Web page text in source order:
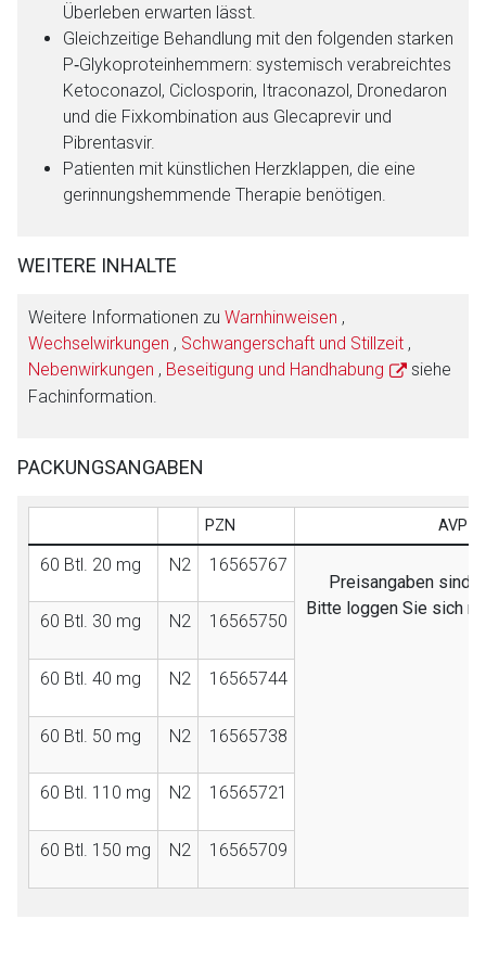
Überleben erwarten lässt.
Gleichzeitige Behandlung mit den folgenden starken
P‑Glykoproteinhemmern: systemisch verabreichtes
Ketoconazol, Ciclosporin, Itraconazol, Dronedaron
und die Fixkombination aus Glecaprevir und
Pibrentasvir.
Patienten mit künstlichen Herzklappen, die eine
gerinnungshemmende Therapie benötigen.
WEITERE INHALTE
Weitere Informationen zu Warnhinweisen ,
Wechselwirkungen , Schwangerschaft und Stillzeit ,
Nebenwirkungen , Beseitigung und Handhabung
siehe
Fachinformation.
PACKUNGSANGABEN
PZN AVP
60 Btl. 20 mg N2
16565767
Preisangaben sind
Bitte loggen Sie sich
60 Btl. 30 mg N2 16565750
60 Btl. 40 mg N2 16565744
60 Btl. 50 mg N2 16565738
60 Btl. 110 mg N2 16565721
60 Btl. 150 mg N2 16565709